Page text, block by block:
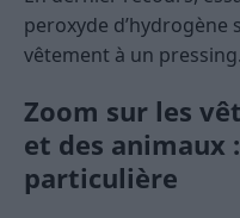
peroxyde d’hydrogène
vêtement à un pressing.
Zoom sur les
et des animaux
particulière